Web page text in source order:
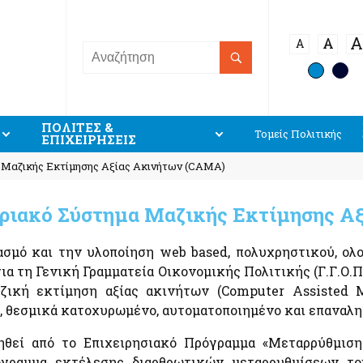
A A A
Ενιαίο Κυβερνητικό νέφος (Υπηρεσίες G-Cloud)
Ακίνητα
ΠΟΛΙΤΕΣ &
ΕΠΙΧΕΙΡΗΣΕΙΣ
Στοιχεία πολιτών και Ταυτοποιητικά έγγραφα
Κράτος φιλικό προς τον πολίτη
Υπηρεσία Διάθεσης Στοιχείων μέσω της Ενιαίας
Ψηφιακής Πύλης της Δημόσιας Διοίκησης
Ψηφιακή Υπηρεσία myPhoto
Εθνικό Μητρώο Επικοινωνίας (Ε.Μ.Επ)
e-
Aκίνητα
Τομείς Πολιτικής
Εκτίμησης Αξίας Ακινήτων (CAMA)
Σύστημα Μαζικής Εκτίμησης
και την υλοποίηση web based, πολυχρηστικού,
τη Γενική Γραμματεία Οικονομικής Πολιτικής
εκτίμηση αξίας ακινήτων (Computer
θεσμικά κατοχυρωμένο, αυτοματοποιημένο και
από το Επιχειρησιακό Πρόγραμμα